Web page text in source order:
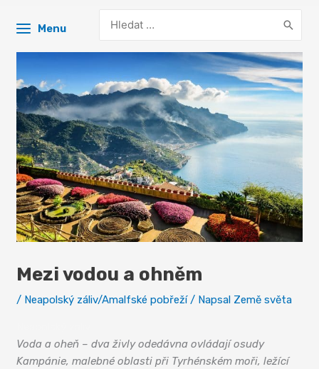
Menu
for:
Mezi vodou a ohněm
/ Neapolský záliv/Amalfské pobřeží/ Napsal Země světa
Voda a oheň – dva živly odedávna ovládají osudy
Kampánie, malebné oblasti při Tyrhénském moři, ležící